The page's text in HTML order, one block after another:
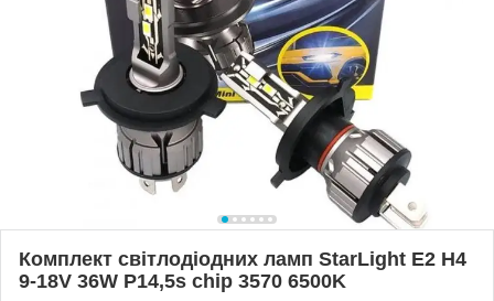
Комплект світлодіодних ламп StarLight E2 H4
9-18V 36W P14,5s chip 3570 6500K